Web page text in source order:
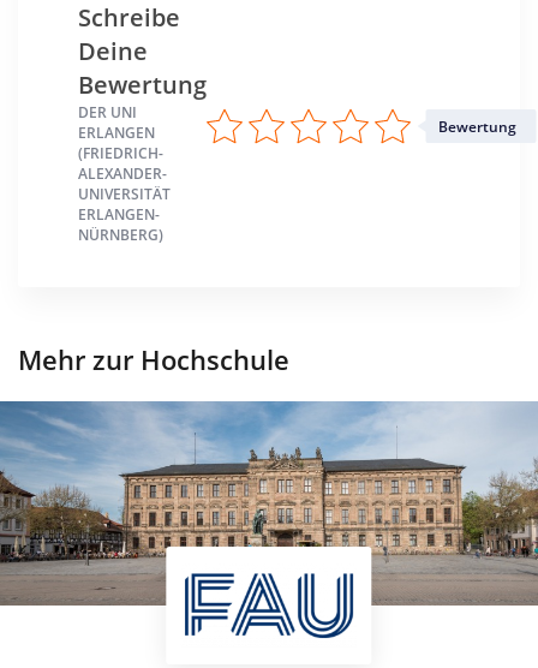
Schreibe
Deine
Bewertung
DER UNI
ERLANGEN
(FRIEDRICH-
ALEXANDER-
UNIVERSITÄT
ERLANGEN-
NÜRNBERG)
Bewertung
Mehr zur Hochschule